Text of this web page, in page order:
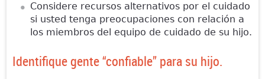
Considere recursos alternativos por el cuidado
si usted tenga preocupaciones con relación a
los miembros del equipo de cuidado de su hijo.
Identifique gente “confiable” para su hijo.